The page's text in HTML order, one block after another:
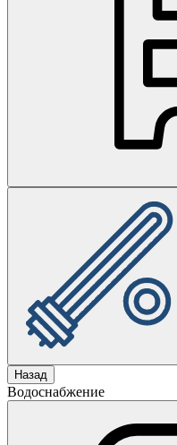
Назад
Водоснабжение